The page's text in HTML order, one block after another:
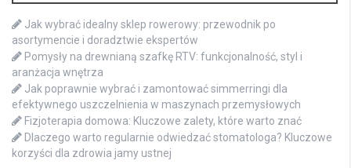
Jak wybrać idealny sklep rowerowy: przewodnik po
asortymencie i doradztwie ekspertów
Pomysły na drewnianą szafkę RTV: funkcjonalność, styl i
aranżacja wnętrza
Jak poprawnie wybrać i zamontować simmerringi dla
efektywnego uszczelnienia w maszynach przemysłowych
Fizjoterapia domowa: Kluczowe zalety, które warto znać
Dlaczego warto regularnie odwiedzać stomatologa? Kluczowe
korzyści dla zdrowia jamy ustnej